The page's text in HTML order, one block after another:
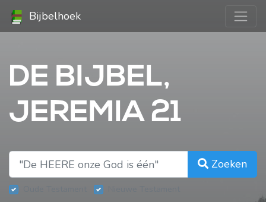
Bijbelhoek
DE BIJBEL,
JEREMIA 21
Zoeken